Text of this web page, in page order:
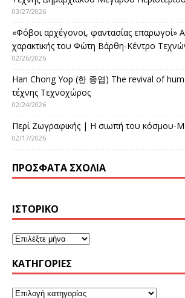
03/27/2026
«Φόβοι αρχέγονοι, φαντασίας επαρωγοί»
χαρακτικής του Φώτη Βάρθη-Κέντρο
02/26/2026
Han Chong Yop (한 종엽) The revival of
τέχνης Τεχνοχώρος
02/24/2026
Περί Ζωγραφικής | Η σιωπή του κόσμου-
02/17/2026
ΠΡΌΣΦΑΤΑ ΣΧΌΛΙΑ
ΙΣΤΟΡΙΚΌ
KΑΤΗΓΟΡΊΕΣ